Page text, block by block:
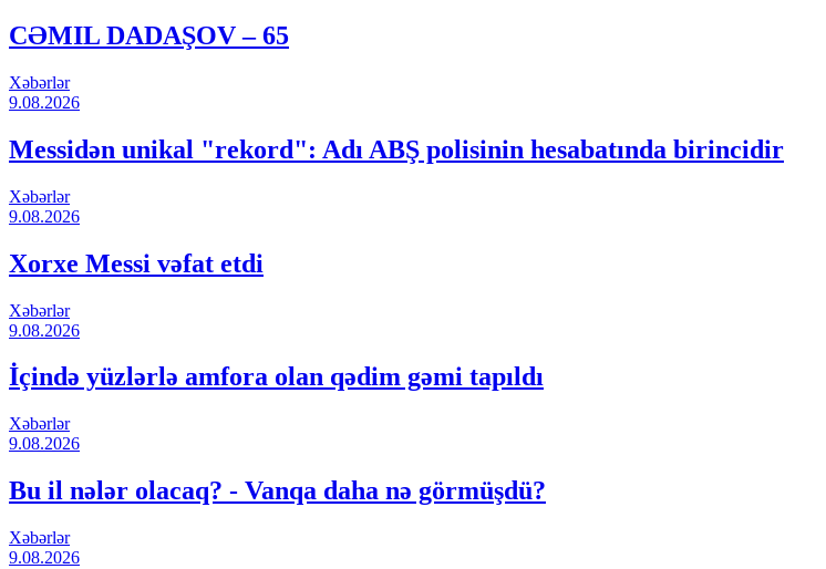
CƏMIL DADAŞOV – 65
Xəbərlər
9.08.2026
Messidən unikal "rekord": Adı ABŞ polisinin hesabatında birincidir
Xəbərlər
9.08.2026
Xorxe Messi vəfat etdi
Xəbərlər
9.08.2026
İçində yüzlərlə amfora olan qədim gəmi tapıldı
Xəbərlər
9.08.2026
Bu il nələr olacaq? - Vanqa daha nə görmüşdü?
Xəbərlər
9.08.2026